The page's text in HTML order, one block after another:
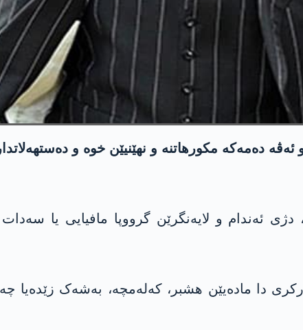
دەمەکە مکورھاتنە و نهێنیێن خوە و
دا مادەیێن ھشبر، کەلەمچە، بەشەک زێدەیا